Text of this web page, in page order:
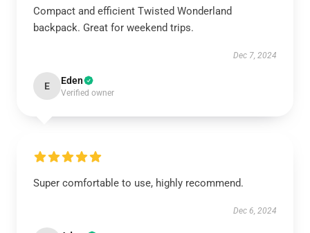
Compact and efficient Twisted Wonderland
backpack. Great for weekend trips.
Dec 7, 2024
E Eden
Verified owner
Super comfortable to use, highly recommend.
Dec 6, 2024